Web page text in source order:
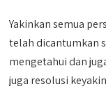
Yakinkan semua
telah dicantumkan
mengetahui dan
juga resolusi